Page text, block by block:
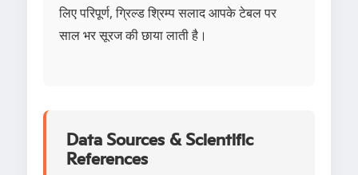
लिए परिपूर्ण, ग्रिल्ड श्रिम्प सलाद आपके टेबल पर
साल भर सूरज की छाया लाती है।
Data Sources & Scientific
References